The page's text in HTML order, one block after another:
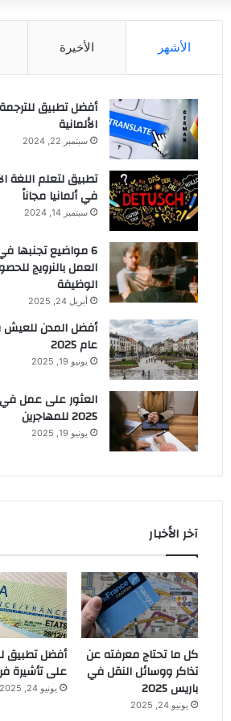
الأشهر الأخيرة
أفضل تطبيق
الألمانية
سبتمبر 22, 2024
تطبيق لتعلم اللغة
في ألمانيا مجاناً
سبتمبر 14, 2024
6 مواضيع تجنبها
العمل بالنرويج
الوظيفة
أبريل 24, 2025
أفضل المدن للعيش
عام 2025
يونيو 19, 2025
العثور على عمل في
2025 للمهاجرين
يونيو 19, 2025
آخر الأخبار
كل ما تحتاج معرفته عن
تذاكر ووسائل النقل في
باريس 2025
يونيو 24, 2025
أفضل تطبيق
على تأشيرة
يونيو 24, 2025